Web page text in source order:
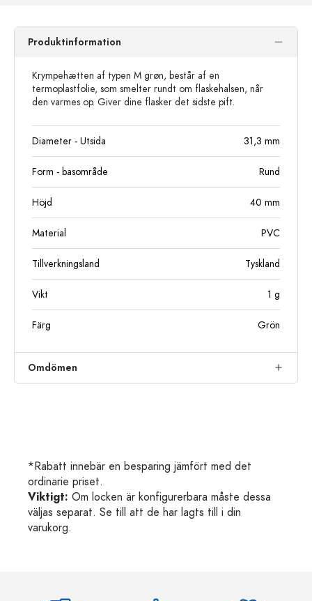
Produktinformation
Krympehætten af typen M grøn, består af en
termoplastfolie, som smelter rundt om flaskehalsen, når
den varmes op. Giver dine flasker det sidste pift.
Diameter - Utsida 31,3 mm
Form - basområde Rund
Höjd 40 mm
Material PVC
Tillverkningsland Tyskland
Vikt 1 g
Färg Grön
Omdömen
*Rabatt innebär en besparing jämfört med det
ordinarie priset.
Viktigt: Om locken är konfigurerbara måste dessa
väljas separat. Se till att de har lagts till i din
varukorg.